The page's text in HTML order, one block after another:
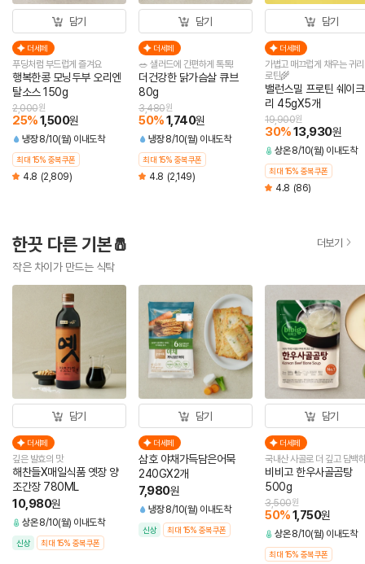
담기
더세페
푸딩처럼 부드럽게 즐겨요
행복한콩 모닝두부 오리엔
탈소스 150g
25%1,500원
2,000원
냉장 8/10(월) 이내도착
최대 15% 중복쿠폰
4.8 (2,809)
담기
더세페
🥗 샐러드에 간편하게 톡톡!
더건강한 닭가슴살 큐브
80g
50%1,740원
3,480원
냉장 8/10(월) 이내도착
최대 15% 중복쿠폰
4.8 (2,149)
담기
더세페
가볍고 매끄럽게 채우는 귀
로틴🌾
밸런스밀 프로틴 쉐이
리 45gX5개
30%13,930원
19,900원
상온 8/10(월) 이내도착
최대 15% 중복쿠폰
4.8 (86)
한끗 다른 기본🧂
작은 차이가 만드는 식탁
더보기
담기
더세페
깊은 발효의 맛
해찬들X매일식품 옛장 양
조간장 780ML
10,980원
상온 8/10(월) 이내도착
신상 최대 15% 중복쿠폰
담기
더세페
삼호 야채가득담은어묵
240GX2개
7,980원
냉장 8/10(월) 이내도착
신상 최대 15% 중복쿠폰
담기
더세페
국내산 사골로 더 깊고 담백
비비고 한우사골곰탕
500g
50%1,750원
3,500원
상온 8/10(월) 이내도착
최대 15% 중복쿠폰